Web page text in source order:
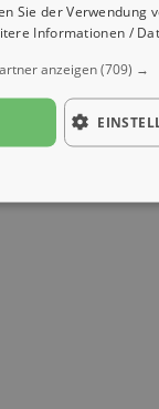
Sie der Verwendung
Informationen /
anzeigen(709) →